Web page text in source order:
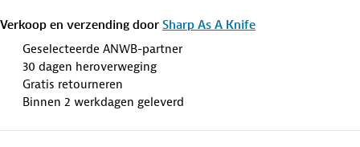
Verkoop en verzending door Sharp As A Knife
Geselecteerde ANWB-partner
30 dagen heroverweging
Gratis retourneren
Binnen 2 werkdagen geleverd